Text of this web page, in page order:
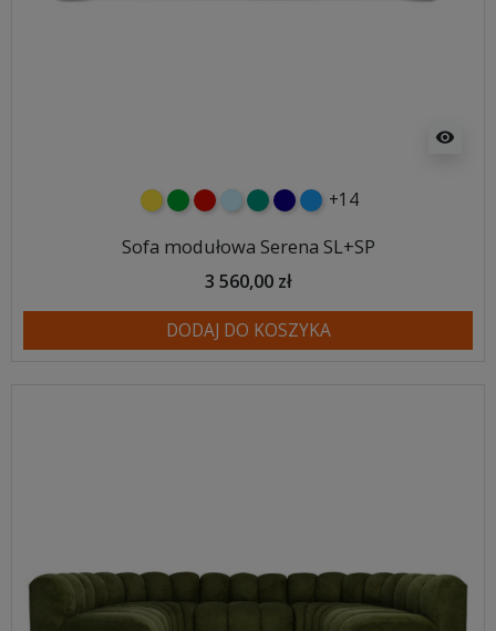
visibility
żółtyzielonyczerwony
błękitnyturkusowy
granatowy
niebieski
+14
Sofa modułowa Serena SL+SP
3 560,00 zł
DODAJ DO KOSZYKA